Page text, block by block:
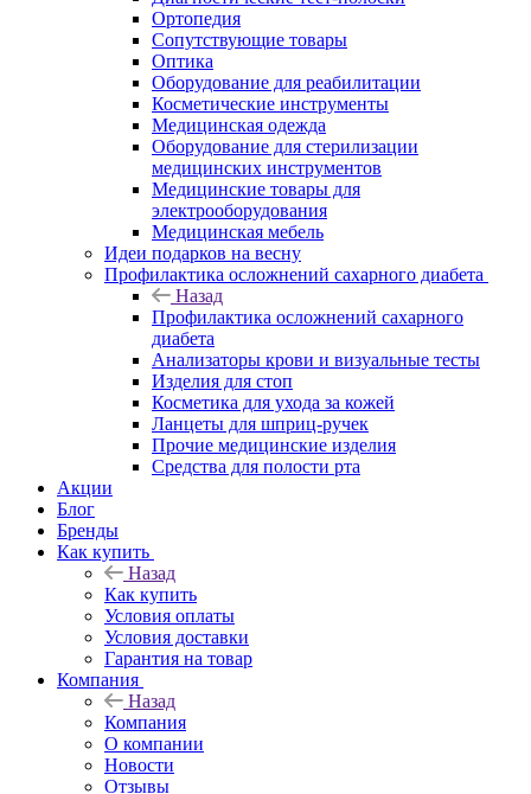
Ортопедия
Сопутствующие товары
Оптика
Оборудование для реабилитации
Косметические инструменты
Медицинская одежда
Оборудование для стерилизации
медицинских инструментов
Медицинские товары для
электрооборудования
Медицинская мебель
Идеи подарков на весну
Профилактика осложнений сахарного диабета
Назад
Профилактика осложнений сахарного
диабета
Анализаторы крови и визуальные тесты
Изделия для стоп
Косметика для ухода за кожей
Ланцеты для шприц-ручек
Прочие медицинские изделия
Средства для полости рта
Акции
Блог
Бренды
Как купить
Назад
Как купить
Условия оплаты
Условия доставки
Гарантия на товар
Компания
Назад
Компания
О компании
Новости
Отзывы